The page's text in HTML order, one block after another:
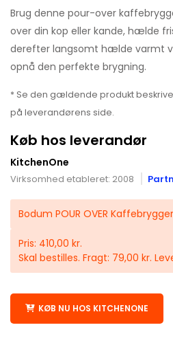
Brug denne pour-over
over din kop eller kande, hælde
derefter langsomt hælde varmt
opnå den perfekte brygning.
* Se den gældende produkt
på leverandørens side.
Køb hos leverandør
KitchenOne
Virksomhed etableret: 2008
Bodum POUR OVER
Pris: 410,00 kr.
Skal bestilles. Fragt: 79,00 kr.
KØB NU HOS KITCHENONE